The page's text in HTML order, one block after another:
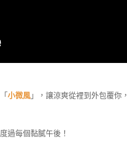
小微風 」，讓涼爽從裡到外包覆你，
過每個黏膩午後！